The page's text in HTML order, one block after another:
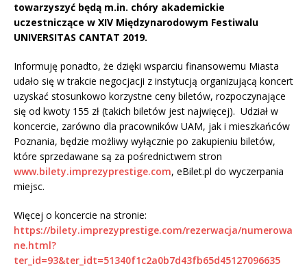
towarzyszyć będą m.in. chóry akademickie
uczestniczące w XIV Międzynarodowym Festiwalu
UNIVERSITAS CANTAT 2019.
Informuję ponadto, że dzięki wsparciu finansowemu Miasta
udało się w trakcie negocjacji z instytucją organizującą koncert
uzyskać stosunkowo korzystne ceny biletów, rozpoczynające
się od kwoty 155 zł (takich biletów jest najwięcej). Udział w
koncercie, zarówno dla pracowników UAM, jak i mieszkańców
Poznania, będzie możliwy wyłącznie po zakupieniu biletów,
które sprzedawane są za pośrednictwem stron
www.bilety.imprezyprestige.com, eBilet.pl do wyczerpania
miejsc.
Więcej o koncercie na stronie:
https://bilety.imprezyprestige.com/rezerwacja/numerowa
ne.html?
ter_id=93&ter_idt=51340f1c2a0b7d43fb65d45127096635